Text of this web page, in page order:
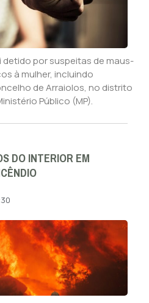
detido por suspeitas de maus-
à mulher, incluindo
de Arraiolos, no distrito
Público (MP).
DO INTERIOR EM